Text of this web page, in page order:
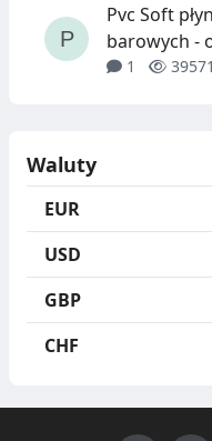
Pvc Soft
barowych -
1 39571
Waluty
EUR
USD
GBP
CHF